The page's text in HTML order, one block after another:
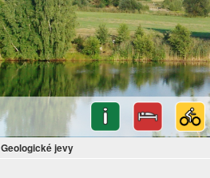
Geologické jevy